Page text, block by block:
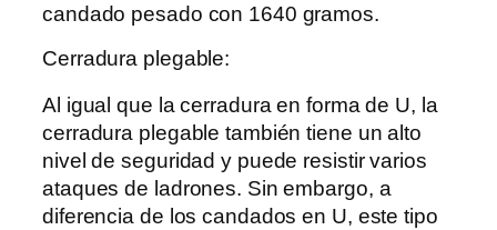
candado pesado con 1640 gramos.
Cerradura plegable:
Al igual que la cerradura en forma de U, la
cerradura plegable también tiene un alto
nivel de seguridad y puede resistir varios
ataques de ladrones. Sin embargo, a
diferencia de los candados en U, este tipo